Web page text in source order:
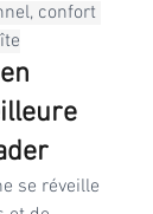
confort
se réveille